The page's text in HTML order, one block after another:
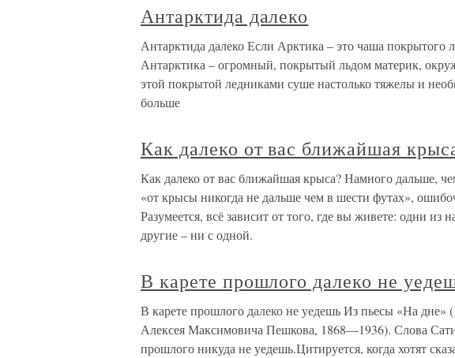
Антарктида далеко
Антарктида далеко Если Арктика – это чаша покрытого
Антарктика – огромный, покрытый льдом материк,
этой покрытой ледниками суше настолько тяжелы и
больше
Как далеко от вас ближайшая
Как далеко от вас ближайшая крыса? Намного дальше,
«от крысы никогда не дальше чем в шести футах»,
Разумеется, всё зависит от того, где вы живете: одни из
другие – ни с одной.
В карете прошлого далеко не
В карете прошлого далеко не уедешь Из пьесы «На дне»
Алексея Максимовича Пешкова, 1868—1936). Слова
прошлого никуда не уедешь.Цитируется, когда хотят